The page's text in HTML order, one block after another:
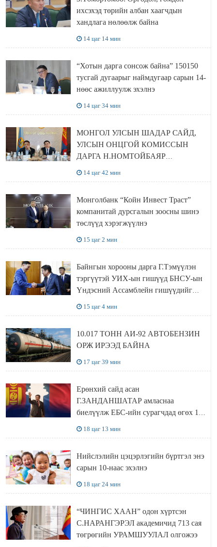
ихсэхэд төрийн албан хаагчдын
хандлага нөлөөлж байна
14 цаг 14 мин
“Хотын дарга сонсож байна” 150150
тусгай дугаарыг наймдугаар сарын 14-
нөөс ажиллуулж эхэлнэ
14 цаг 34 мин
МОНГОЛ УЛСЫН ШАДАР САЙД,
УЛСЫН ОНЦГОЙ КОМИССЫН
ДАРГА Н.НОМТОЙБАЯР
14 цаг 42 мин
Монголбанк “Койн Инвест Траст”
компанитай дурсгалын зоосны шинэ
төслүүд хэрэгжүүлнэ
15 цаг 2 мин
Байнгын хорооны дарга Г.Тэмүүлэн
тэргүүтэй УИХ-ын гишүүд БНСУ-ын
Үндэсний Ассамблейн гишүүдийг
15 цаг 4 мин
10.017 ТОНН АИ-92 АВТОБЕНЗИН
ОРЖ ИРЭЭД БАЙНА
17 цаг 39 мин
Ерөнхий сайд асан
Г.ЗАНДАНШАТАР амласнаа
биелүүлж ЕБС-ийн сурагчдад өгөх 10.
18 цаг 13 мин
Нийслэлийн цэцэрлэгийн бүртгэл энэ
сарын 10-наас эхэлнэ
18 цаг 24 мин
“ЧИНГИС ХААН” одон хүртсэн
С.НАРАНГЭРЭЛ академичид 713 сая
төгрөгийн УРАМШУУЛАЛ олгожээ